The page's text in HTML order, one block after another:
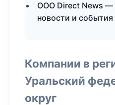
ООО Direct News —
новости и события
Компании в
Уральский
округ